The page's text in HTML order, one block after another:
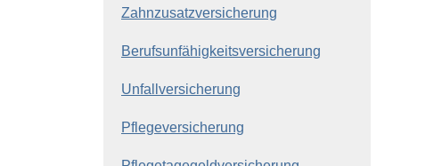
Zahn­zu­satz­ver­si­che­rung
Berufs­unfähig­keitsversicherung
Unfall­ver­si­che­rung
Pflege­ver­si­che­rung